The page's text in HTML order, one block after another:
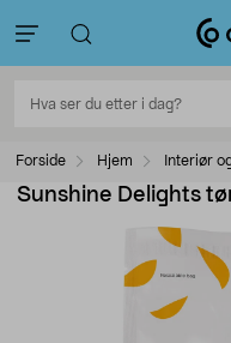
Forside Hjem Interiør
Sunshine Delights